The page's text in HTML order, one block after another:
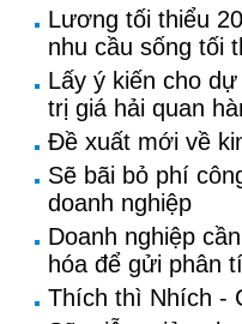
Lương tối thiểu
nhu cầu sống tối
Lấy ý kiến cho
trị giá hải quan
Đề xuất mới về
Sẽ bãi bỏ phí
doanh nghiệp
Doanh nghiệp
hóa để gửi phân
Thích thì Nhích -